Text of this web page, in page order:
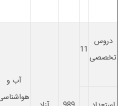
دروس
تخصصی
11
آب و